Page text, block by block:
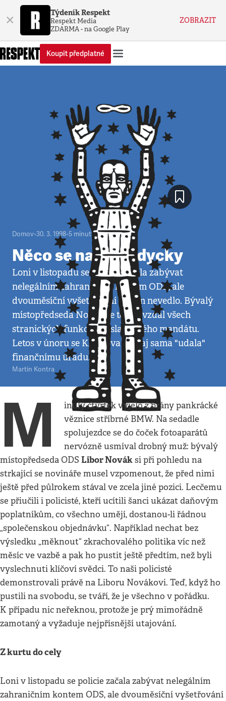
× Týdeník Respekt
Respekt Media
ZDARMA - na Google Play
ZOBRAZIT
Koupit předplatné
Domov•30. 3. 1998•5 minut
Něco se najde vždycky
Loni v listopadu se policie začala zabývat
nelegálním zahraničním kontem ODS, ale
dvouměsíční vyšetřování nikam nevedlo. Bývalý
místopředseda Novák se tehdy vzdal všech
stranických funkcí a poslaneckého mandátu.
Letos v únoru se Klausova partaj sama "udala"
finančnímu úřadu.
Martin Kontra
M
inulý čtvrtek vyjelo z brány pankrácké
věznice stříbrné BMW. Na sedadle
spolujezdce se do čoček fotoaparátů
nervózně usmíval drobný muž: bývalý
místopředseda ODS Libor Nováksi při pohledu na
strkající se novináře musel vzpomenout, že před nimi
ještě před půlrokem stával ve zcela jiné pozici. Lecčemu
se přiučili i policisté, kteří ucítili šanci ukázat daňovým
poplatníkům, co všechno umějí, dostanou-li řádnou
„společenskou objednávku“. Například nechat bez
výsledku „měknout“ zkrachovalého politika víc než
měsíc ve vazbě a pak ho pustit ještě předtím, než byli
vyslechnuti klíčoví svědci. To naši policisté
demonstrovali právě na Liboru Novákovi. Teď, když ho
pustili na svobodu, se tváří, že je všechno v pořádku.
K případu nic neřeknou, protože je prý mimořádně
zamotaný a vyžaduje nejpřísnější utajování.
Z kurtu do cely
Loni v listopadu se policie začala zabývat nelegálním
zahraničním kontem ODS, ale dvouměsíční vyšetřování